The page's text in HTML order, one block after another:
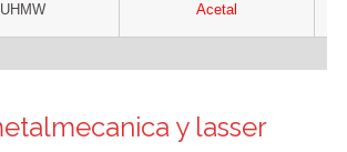
UHMW Acetal
y lasser